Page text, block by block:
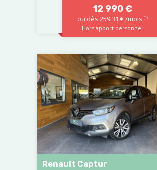
12 990 €
ou dès 259,31 € /mois (1)
Hors apport personnel
Renault Captur